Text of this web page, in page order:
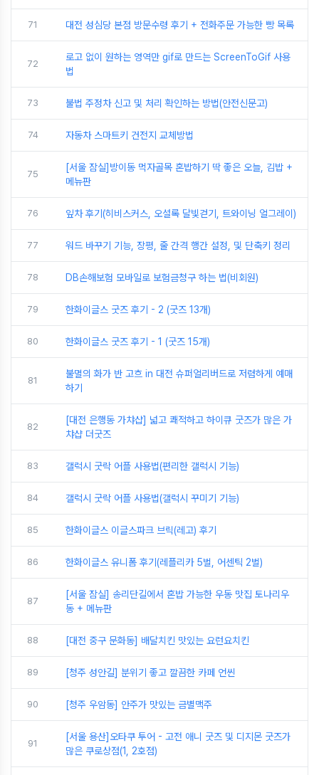
71 대전 성심당 본점 방문수령 후기 + 전화주문 가능한 빵 목록
72
로고 없이 원하는 영역만 gif로 만드는 ScreenToGif 사용
법
73 불법 주정차 신고 및 처리 확인하는 방법(안전신문고)
74 자동차 스마트키 건전지 교체방법
75
[서울 잠실]방이동 먹자골목 혼밥하기 딱 좋은 오늘, 김밥 +
메뉴판
76 잎차 후기(히비스커스, 오설록 달빛걷기, 트와이닝 얼그레이)
77 워드 바꾸기 기능, 장평, 줄 간격 행간 설정, 및 단축키 정리
78 DB손해보험 모바일로 보험금청구 하는 법(비회원)
79 한화이글스 굿즈 후기 - 2 (굿즈 13개)
80 한화이글스 굿즈 후기 - 1 (굿즈 15개)
81
불멸의 화가 반 고흐 in 대전 슈퍼얼리버드로 저렴하게 예매
하기
82
[대전 은행동 가챠샵] 넓고 쾌적하고 하이큐 굿즈가 많은 가
챠샵 더굿즈
83 갤럭시 굿락 어플 사용법(편리한 갤럭시 기능)
84 갤럭시 굿락 어플 사용법(갤럭시 꾸미기 기능)
85 한화이글스 이글스파크 브릭(레고) 후기
86 한화이글스 유니폼 후기(레플리카 5벌, 어센틱 2벌)
87
[서울 잠실] 송리단길에서 혼밥 가능한 우동 맛집 토나리우
동 + 메뉴판
88 [대전 중구 문화동] 배달치킨 맛있는 요런요치킨
89 [청주 성안길] 분위기 좋고 깔끔한 카페 언씬
90 [청주 우암동] 안주가 맛있는 금별맥주
91
[서울 용산]오타쿠 투어 - 고전 애니 굿즈 및 디지몬 굿즈가
많은 쿠로상점(1, 2호점)